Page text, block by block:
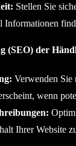
Stellen Sie
Informationen
(SEO) der
Verwenden Sie
wenn
Ihrer Website